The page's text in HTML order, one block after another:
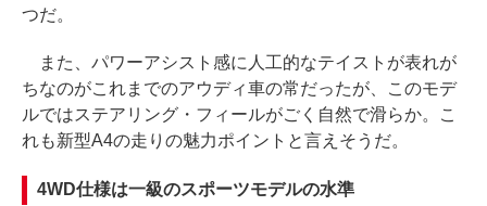
つだ。
また、パワーアシスト感に人工的なテイストが表れが
ちなのがこれまでのアウディ車の常だったが、このモデ
ルではステアリング・フィールがごく自然で滑らか。こ
れも新型A4の走りの魅力ポイントと言えそうだ。
4WD仕様は一級のスポーツモデルの水準